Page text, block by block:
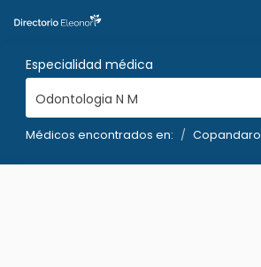
Especialidad médica
Odontologia N M
Médicos encontrados en: Copandaro